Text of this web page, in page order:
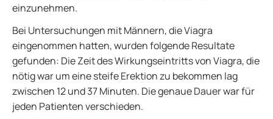
einzunehmen.
Bei Untersuchungen mit Männern, die Viagra
eingenommen hatten, wurden folgende Resultate
gefunden: Die Zeit des Wirkungseintritts von Viagra, die
nötig war um eine steife Erektion zu bekommen lag
zwischen 12 und 37 Minuten. Die genaue Dauer war für
jeden Patienten verschieden.